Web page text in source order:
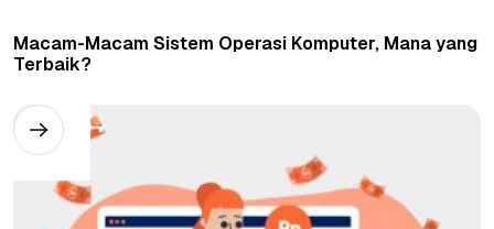
Macam-Macam Sistem Operasi Komputer, Mana yang
Terbaik?